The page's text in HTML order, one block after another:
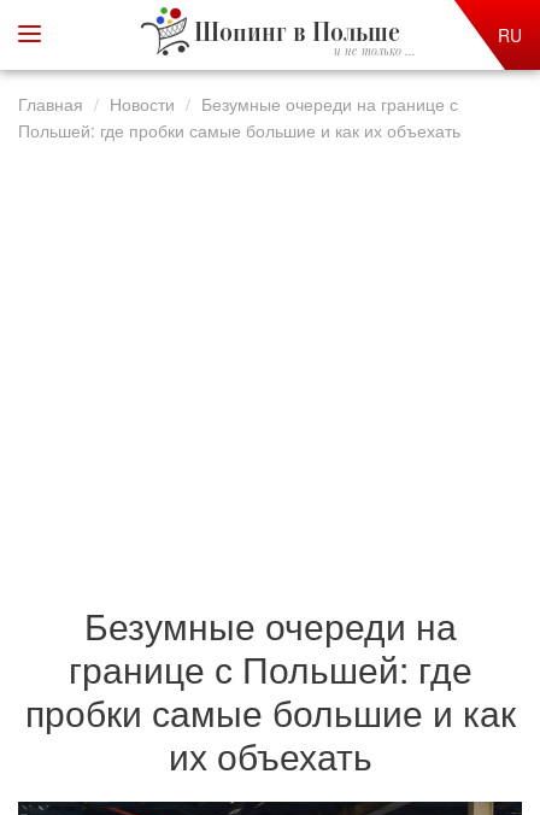
Шопинг в Польше
и не только ...
RU
Главная Новости
Безумные очереди на границе с
Польшей: где пробки самые большие и как их объехать
Безумные очереди на
границе с Польшей: где
пробки самые большие и как
их объехать